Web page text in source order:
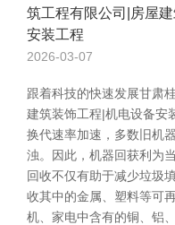
筑工程有限公司|房屋
安装工程
2026-03-07
跟着科技的快速发展甘肃
建筑装饰工程|机电设备安
换代速率加速，多数旧机
浊。因此，机器回获利为
回收不仅有助于减少垃圾
收其中的金属、塑料等可
机、家电中含有的铜、铝